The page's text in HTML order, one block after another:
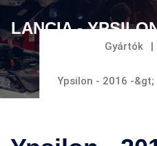
LANCIA -
Gyártók
Ypsilon - 2016 -&gt;